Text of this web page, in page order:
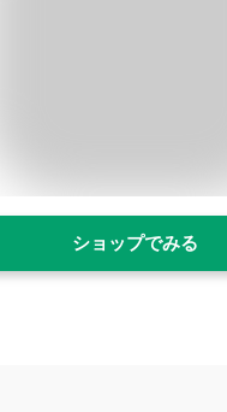
ショップでみる